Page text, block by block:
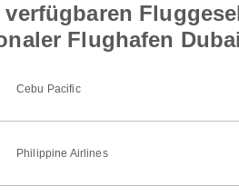
verfügbaren
Flughafen Dubai
Cebu Pacific
Philippine Airlines